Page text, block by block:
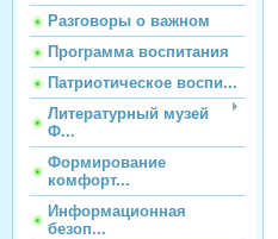
Разговоры о важном
Программа воспитания
Патриотическое воспи...
Литературный музей
Ф...
Формирование
комфорт...
Информационная
безоп...